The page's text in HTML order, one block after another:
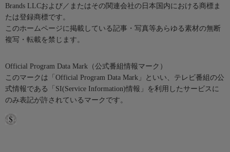
Brands LLCおよび／またはその関連会社の日本国内における商標ま
たは登録商標です。
このホームページに掲載している記事・写真等あらゆる素材の無断
複写・転載を禁じます。
Official Program Data Mark（公式番組情報マーク）
このマークは「Official Program Data Mark」といい、テレビ番組の公
式情報である「SI(Service Information)情報」を利用したサービスに
のみ表記が許されているマークです。